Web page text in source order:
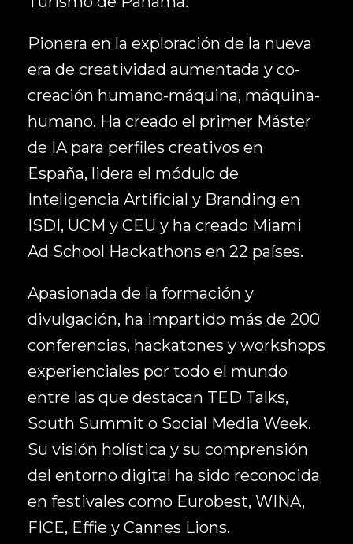
Pionera en la exploración de la nueva
era de creatividad aumentada y co-
creación humano-máquina, máquina-
humano. Ha creado el primer Máster
de IA para perfiles creativos en
España, lidera el módulo de
Inteligencia Artificial y Branding en
ISDI, UCM y CEU y ha creado Miami
Ad School Hackathons en 22 países.
Apasionada de la formación y
divulgación, ha impartido más de 200
conferencias, hackatones y workshops
experienciales por todo el mundo
entre las que destacan TED Talks,
South Summit o Social Media Week.
Su visión holística y su comprensión
del entorno digital ha sido reconocida
en festivales como Eurobest, WINA,
FICE, Effie y Cannes Lions.